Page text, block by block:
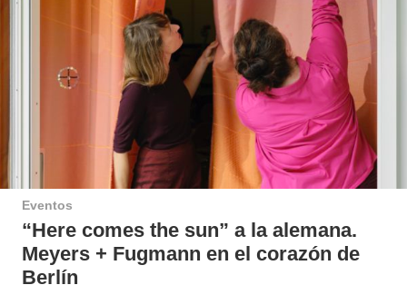
Eventos
“Here comes the sun” a la alemana.
Meyers + Fugmann en el corazón de
Berlín